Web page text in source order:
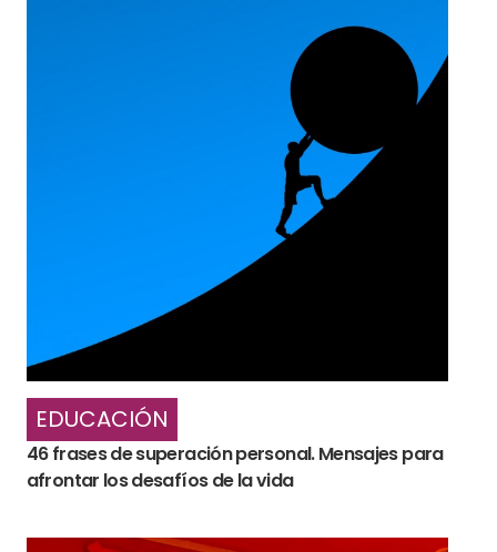
EDUCACIÓN
46 frases de superación personal. Mensajes para
afrontar los desafíos de la vida